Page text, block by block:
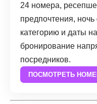
24 номера,
предпочтения,
категорию и даты
бронирование
посредников.
ПОСМОТРЕТЬ